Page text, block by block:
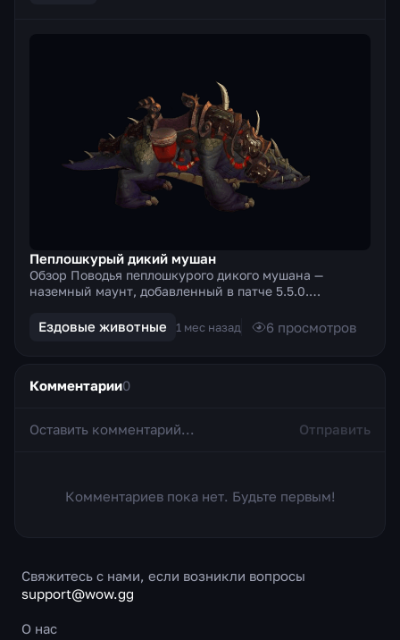
Пеплошкурый дикий мушан
Обзор Поводья пеплошкурого дикого мушана —
наземный маунт, добавленный в патче 5.5.0.
тёмно-серой, будто ...
Ездовые животные 1 мес назад 6 просмотров
Комментарии0
Отправить
Комментариев пока нет. Будьте первым!
Свяжитесь с нами, если возникли вопросы
support@wow.gg
О нас